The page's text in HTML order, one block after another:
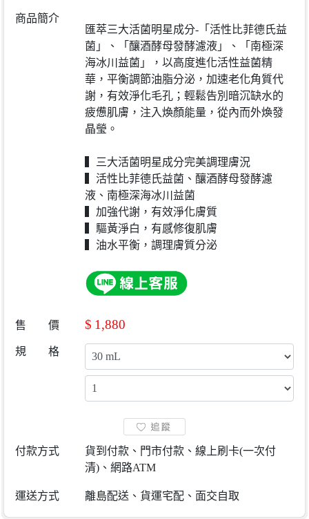
商品簡介
匯萃三大活菌明星成分-「活性比菲德氏益
菌」、「釀酒酵母發酵濾液」、「南極深
海冰川益菌」，以高度進化活性益菌精
華，平衡調節油脂分泌，加速老化角質代
謝，有效淨化毛孔；輕鬆告別暗沉缺水的
疲憊肌膚，注入煥顏能量，從內而外煥發
晶瑩。
▍三大活菌明星成分完美調理膚況
▍活性比菲德氏益菌、釀酒酵母發酵濾
液、南極深海冰川益菌
▍加強代謝，有效淨化膚質
▍驅黃淨白，有感修復肌膚
▍油水平衡，調理膚質分泌
售 價 $ 1,880
規 格
付款方式
貨到付款、門市付款、線上刷卡(一次付
清)、網路ATM
運送方式 離島配送、貨運宅配、面交自取